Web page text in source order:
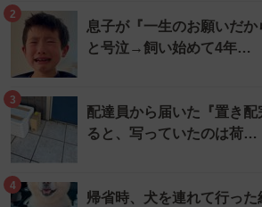
2
息子が『一生のお願いだか
と号泣→飼い始めて4年…
3
配達員から届いた『置き
ると、写っていたのは荷…
4
帰省時、犬を連れて行っ